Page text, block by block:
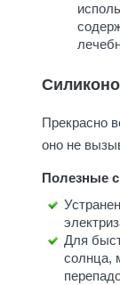
Прекрасно
оно не
Полезные
Для
солнца,